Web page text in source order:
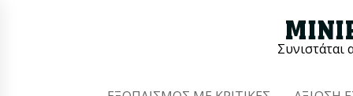
Συνιστάται